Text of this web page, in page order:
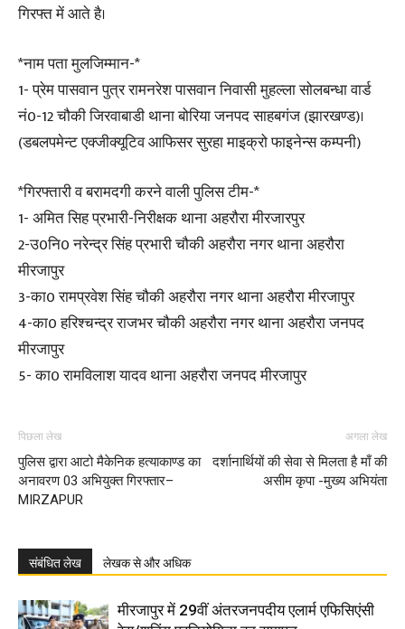
गिरफ्त में आते है।
*नाम पता मुलजिम्मान-*
1- प्रेम पासवान पुत्र रामनरेश पासवान निवासी मुहल्ला सोलबन्धा वार्ड
नं0-12 चौकी जिरवाबाडी थाना बोरिया जनपद साहबगंज (झारखण्ड)।
(डबलपमेन्ट एक्जीक्यूटिव आफिसर सुरहा माइक्रो फाइनेन्स कम्पनी)
*गिरफ्तारी व बरामदगी करने वाली पुलिस टीम-*
1- अमित सिह प्रभारी-निरीक्षक थाना अहरौरा मीरजारपुर
2-उ0नि0 नरेन्द्र सिंह प्रभारी चौकी अहरौरा नगर थाना अहरौरा
मीरजापुर
3-का0 रामप्रवेश सिंह चौकी अहरौरा नगर थाना अहरौरा मीरजापुर
4-का0 हरिश्चन्द्र राजभर चौकी अहरौरा नगर थाना अहरौरा जनपद
मीरजापुर
5- का0 रामविलाश यादव थाना अहरौरा जनपद मीरजापुर
पिछला लेख
पुलिस द्वारा आटो मैकेनिक हत्याकाण्ड का
अनावरण 03 अभियुक्त गिरफ्तार–
MIRZAPUR
अगला लेख
दर्शानार्थियों की सेवा से मिलता है माँ की
असीम कृपा -मुख्य अभियंता
संबंधित लेख लेखक से और अधिक
मीरजापुर में 29वीं अंतरजनपदीय एलार्म एफिसिएंसी